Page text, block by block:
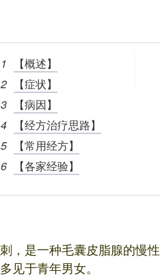
1
【概述】
2
【症状】
3
【病因】
4
【经方治疗思路】
5
【常用经方】
6
【各家经验】
，是一种毛囊皮脂腺的慢
见于青年男女。